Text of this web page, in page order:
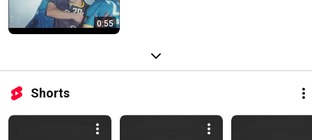
0:55
Shorts